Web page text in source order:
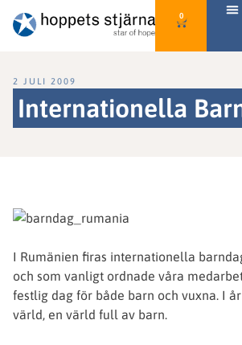
0
2 JULI 2009
Internationella
I Rumänien firas internationella
och som vanligt ordnade våra
festlig dag för både barn och vuxna. I
värld, en värld full av barn.